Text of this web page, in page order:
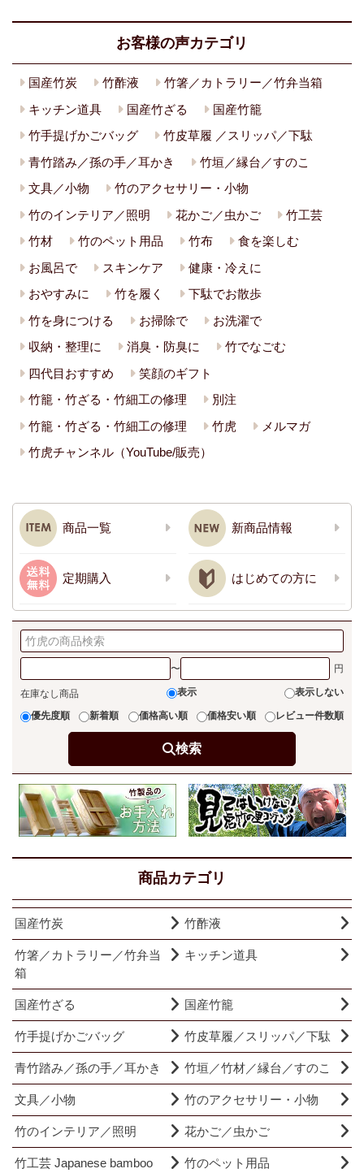
お客様の声カテゴリ
国産竹炭 竹酢液
竹箸／カトラリー／竹弁当箱
キッチン道具
国産竹ざる
国産竹籠
竹手提げかごバッグ
竹皮草履 ／スリッパ／下駄
青竹踏み／孫の手／耳かき
竹垣／縁台／すのこ
文具／小物
竹のアクセサリー・小物
竹のインテリア／照明
花かご／虫かご
竹工芸
竹材
竹のペット用品 竹布
食を楽しむ
お風呂で
スキンケア
健康・冷えに
おやすみに
竹を履く
下駄でお散歩
竹を身につける
お掃除で
お洗濯で
収納・整理に
消臭・防臭に
竹でなごむ
四代目おすすめ
笑顔のギフト
竹籠・竹ざる・竹細工の修理
別注
竹籠・竹ざる・竹細工の修理
竹虎
メルマガ
竹虎チャンネル（YouTube/販売）
商品一覧 新商品情報
定期購入 はじめての方に
〜
在庫なし商品 表示 表示しない
優先度順 新着順 価格高い順 価格安い順 レビュー件数順
検索
商品カテゴリ
国産竹炭 竹酢液
竹箸／カトラリー／竹弁当
箱
キッチン道具
国産竹ざる 国産竹籠
竹手提げかごバッグ 竹皮草履／スリッパ／下駄
青竹踏み／孫の手／耳かき 竹垣／竹材／縁台／すのこ
文具／小物 竹のアクセサリー・小物
竹のインテリア／照明 花かご／虫かご
竹工芸 Japanese bamboo 竹のペット用品